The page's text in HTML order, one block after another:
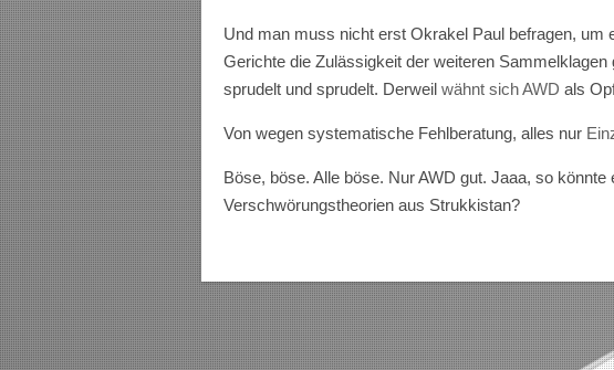
Und man muss nicht erst Okrakel Paul befragen, um
Gerichte die Zulässigkeit der weiteren
sprudelt und sprudelt. Derweilwähnt sich AWD als
Von wegen systematische Fehlberatung, alles nur
Böse, böse. Alle böse. Nur AWD gut. Jaaa, so
Verschwörungstheorien aus Strukkistan?